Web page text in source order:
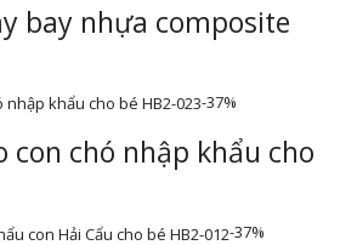
bay nhựa composite
-37%
con chó nhập khẩu cho
-37%